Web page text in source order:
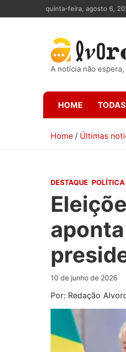
to
quinta-feira, agosto 6,
A notícia não
HOME
Home Últimas
DESTAQUE POLÍTICA
10 de junho de 2026
Por: Redação